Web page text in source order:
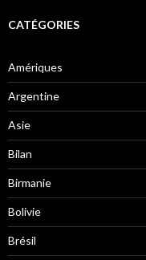
CATÉGORIES
Amériques
Argentine
Asie
Bilan
Birmanie
Bolivie
Brésil